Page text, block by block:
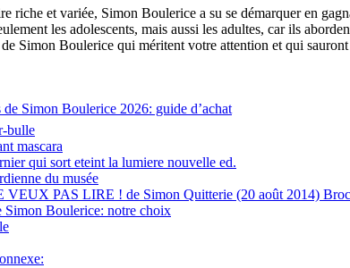
riche et variée, Simon Boulerice a su se démarquer en
les adolescents, mais aussi les adultes, car ils
Simon Boulerice qui méritent votre attention et qui
Simon Boulerice 2026: guide d’achat
bulle
mascara
qui sort eteint la lumiere nouvelle ed.
du musée
VEUX PAS LIRE ! de Simon Quitterie (20 août 2014)
Simon Boulerice: notre choix